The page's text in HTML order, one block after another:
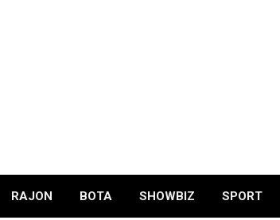
RAJON BOTA SHOWBIZ SPORT